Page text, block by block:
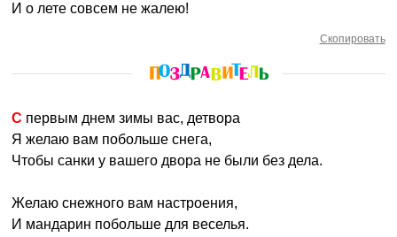
И о лете совсем не жалею!
Скопировать
С первым днем зимы вас, детвора
Я желаю вам побольше снега,
Чтобы санки у вашего двора не были без дела.
Желаю снежного вам настроения,
И мандарин побольше для веселья.